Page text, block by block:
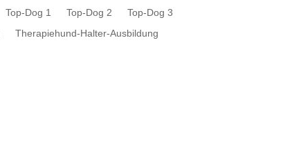
Top-Dog 1 Top-Dog 2
Top-Dog 3
Therapiehund-Halter-Ausbildung